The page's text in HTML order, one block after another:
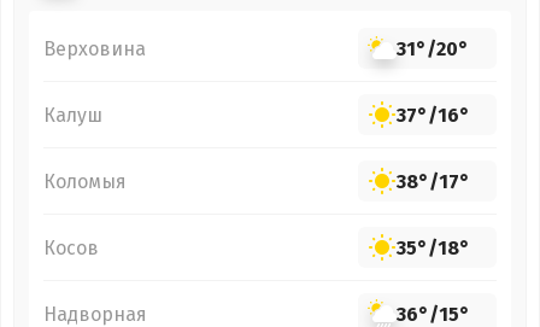
Верховина 31°/20°
Калуш 37°/16°
Коломыя 38°/17°
Косов 35°/18°
Надворная 36°/15°